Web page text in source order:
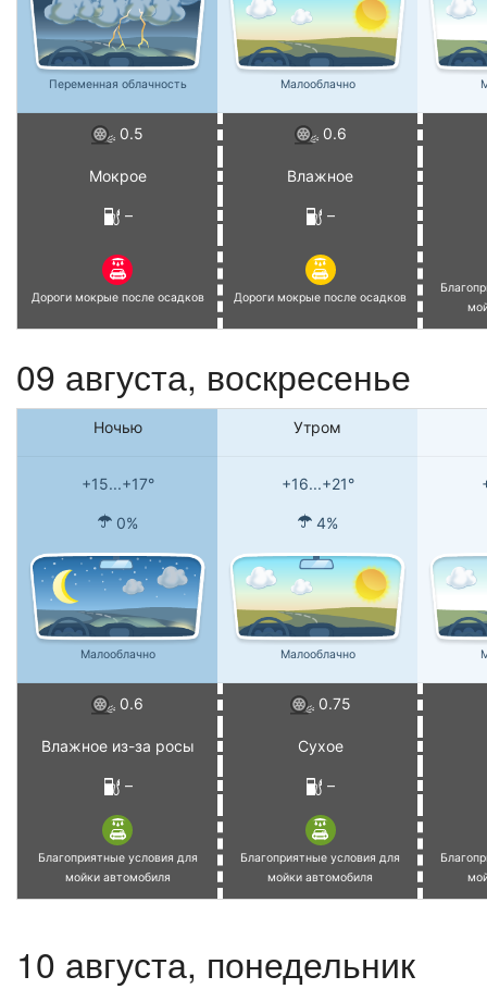
Переменная облачность Малооблачно
0.5 0.6
Мокрое Влажное
– –
Дороги мокрые после осадков Дороги мокрые после осадков
09 августа, воскресенье
Ночью Утром
+15...+17° +16...+21°
0% 4%
Малооблачно Малооблачно
0.6 0.75
Влажное из-за росы Сухое
– –
Благоприятные условия для
мойки автомобиля
Благоприятные условия для
мойки автомобиля
10 августа, понедельник